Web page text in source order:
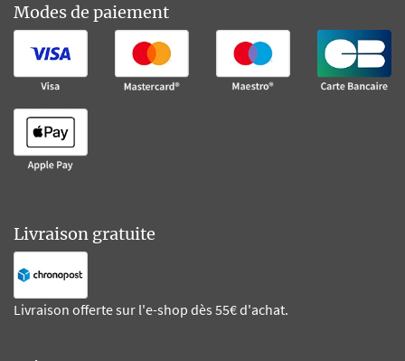
Modes de paiement
Livraison gratuite
Livraison offerte sur l'e-shop dès 55€ d'achat.